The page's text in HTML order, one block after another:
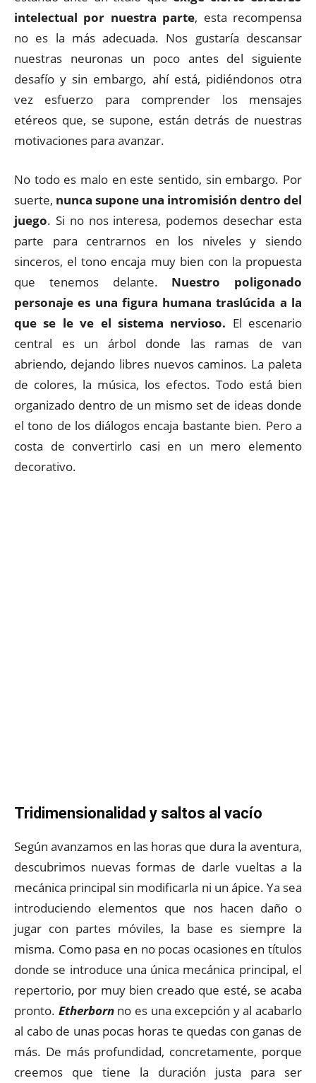
intelectual por nuestra parte, esta recompensa
no es la más adecuada. Nos gustaría descansar
nuestras neuronas un poco antes del siguiente
desafío y sin embargo, ahí está, pidiéndonos otra
vez esfuerzo para comprender los mensajes
etéreos que, se supone, están detrás de nuestras
motivaciones para avanzar.
No todo es malo en este sentido, sin embargo. Por
suerte, nunca supone una intromisión dentro del
juego. Si no nos interesa, podemos desechar esta
parte para centrarnos en los niveles y siendo
sinceros, el tono encaja muy bien con la propuesta
que tenemos delante. Nuestro poligonado
personaje es una figura humana traslúcida a la
que se le ve el sistema nervioso. El escenario
central es un árbol donde las ramas de van
abriendo, dejando libres nuevos caminos. La paleta
de colores, la música, los efectos. Todo está bien
organizado dentro de un mismo set de ideas donde
el tono de los diálogos encaja bastante bien. Pero a
costa de convertirlo casi en un mero elemento
decorativo.
Tridimensionalidad y saltos al vacío
Según avanzamos en las horas que dura la aventura,
descubrimos nuevas formas de darle vueltas a la
mecánica principal sin modificarla ni un ápice. Ya sea
introduciendo elementos que nos hacen daño o
jugar con partes móviles, la base es siempre la
misma. Como pasa en no pocas ocasiones en títulos
donde se introduce una única mecánica principal, el
repertorio, por muy bien creado que esté, se acaba
pronto. Etherborn no es una excepción y al acabarlo
al cabo de unas pocas horas te quedas con ganas de
más. De más profundidad, concretamente, porque
creemos que tiene la duración justa para ser